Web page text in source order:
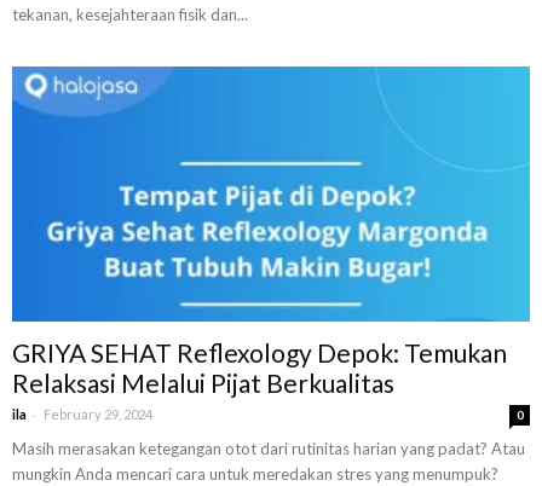
tekanan, kesejahteraan fisik dan...
GRIYA SEHAT Reflexology Depok: Temukan
Relaksasi Melalui Pijat Berkualitas
ila - February 29, 2024 0
Masih merasakan ketegangan otot dari rutinitas harian yang padat? Atau
mungkin Anda mencari cara untuk meredakan stres yang menumpuk?